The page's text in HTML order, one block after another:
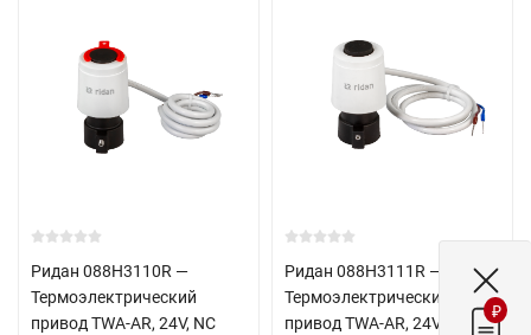
Ридан 088H3110R —
Термоэлектрический
привод TWA-AR, 24V, NC
Ридан 088H3111R —
Термоэлектрический
привод TWA-AR, 24V, NO
₽